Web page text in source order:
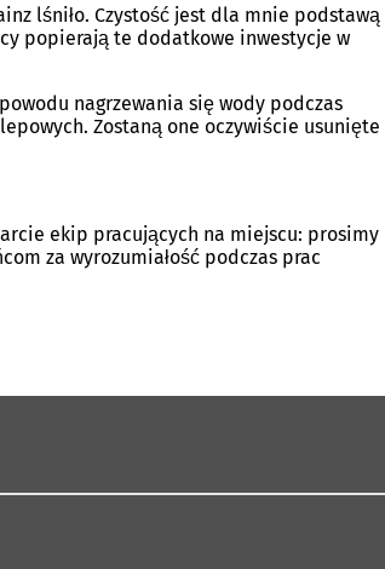
lśniło. Czystość jest dla mnie podstawą
popierają te dodatkowe inwestycje w
nagrzewania się wody podczas
Zostaną one oczywiście usunięte
ekip pracujących na miejscu: prosimy
za wyrozumiałość podczas prac